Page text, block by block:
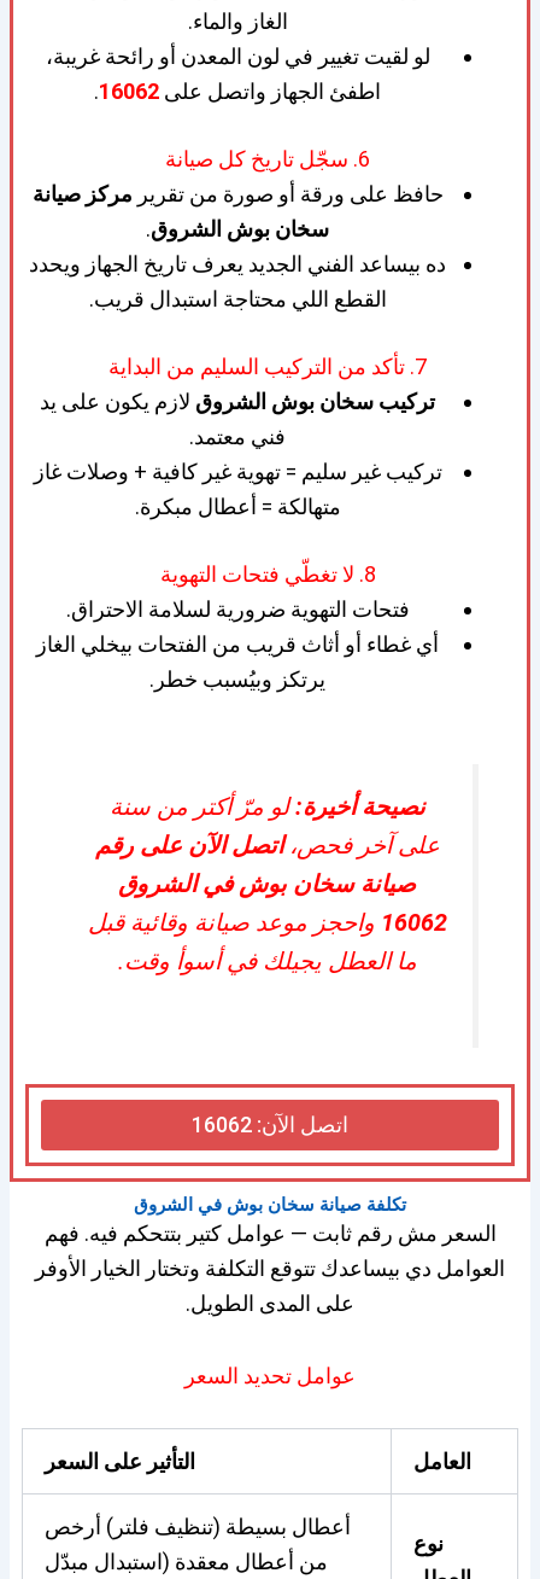
الغاز والماء.
لو لقيت تغيير في لون المعدن أو رائحة غريبة،
اطفئ الجهاز واتصل على 16062
.
حافظ على ورقة أو صورة من تقرير مركز صيانة
سخان بوش الشروق.
ده بيساعد الفني الجديد يعرف تاريخ الجهاز ويحدد
القطع اللي محتاجة استبدال قريب.
تركيب سخان بوش الشروق لازم يكون على يد
فني معتمد.
تركيب غير سليم = تهوية غير كافية + وصلات غاز
متهالكة = أعطال مبكرة.
فتحات التهوية ضرورية لسلامة الاحتراق.
أي غطاء أو أثاث قريب من الفتحات بيخلي الغاز
يرتكز وبيُسبب خطر.
نصيحة أخيرة:لو مرّ أكتر من سنة
على آخر فحص،اتصل الآن على رقم
صيانة سخان بوش في الشروق
16062 واحجز موعد صيانة وقائية قبل
ما العطل يجيلك في أسوأ وقت.
اتصل الآن: 16062
تكلفة صيانة سخان بوش في الشروق
السعر مش رقم ثابت — عوامل كتير بتتحكم فيه. فهم
العوامل دي بيساعدك تتوقع التكلفة وتختار الخيار الأوفر
على المدى الطويل.
عوامل تحديد السعر
العامل التأثير على السعر
نوع
أعطال بسيطة (تنظيف فلتر) أرخص
من أعطال معقدة (استبدال مبدّل